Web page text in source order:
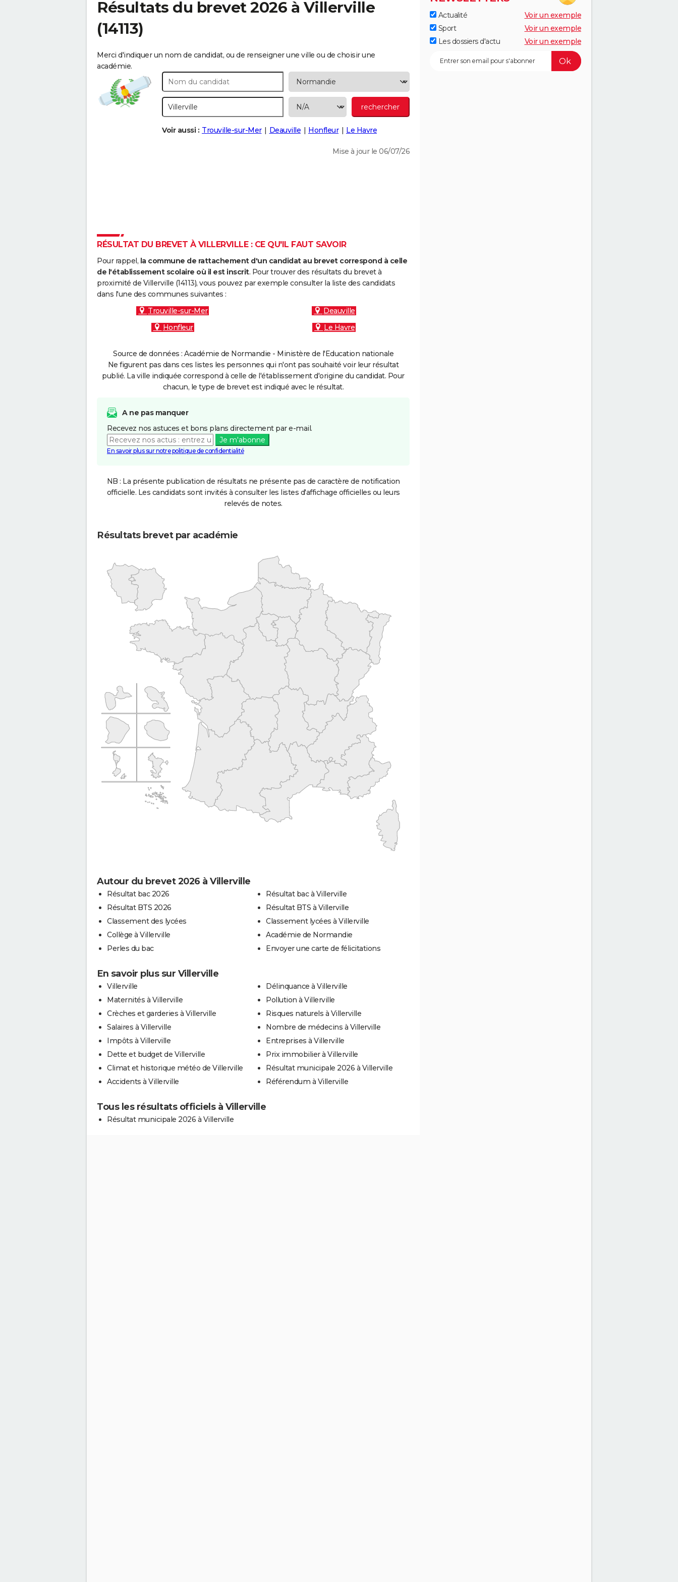
Résultats du brevet 2026 à Villerville
(14113)
Merci d'indiquer un nom de candidat, ou de renseigner une ville ou de choisir une
académie.
Voir aussi : Trouville-sur-Mer Deauville Honfleur Le Havre
Mise à jour le 06/07/26
RÉSULTAT DU BREVET À VILLERVILLE : CE QU'IL FAUT SAVOIR
Pour rappel, la commune de rattachement d'un candidat au brevet correspond à celle
de l'établissement scolaire où il est inscrit. Pour trouver des résultats du brevet à
proximité de Villerville (14113), vous pouvez par exemple consulter la liste des candidats
dans l'une des communes suivantes :
Trouville-sur-Mer
Deauville
Honfleur
Le Havre
Source de données : Académie de Normandie - Ministère de l'Education nationale
Ne figurent pas dans ces listes les personnes qui n'ont pas souhaité voir leur résultat
publié. La ville indiquée correspond à celle de l'établissement d'origine du candidat. Pour
chacun, le type de brevet est indiqué avec le résultat.
A ne pas manquer
Recevez nos astuces et bons plans directement par e-mail.
Je m'abonne
En savoir plus sur notre politique de confidentialité
NB : La présente publication de résultats ne présente pas de caractère de notification
officielle. Les candidats sont invités à consulter les listes d'affichage officielles ou leurs
relevés de notes.
Résultats brevet par académie
Autour du brevet 2026 à Villerville
Résultat bac 2026
Résultat BTS 2026
Classement des lycées
Collège à Villerville
Perles du bac
Résultat bac à Villerville
Résultat BTS à Villerville
Classement lycées à Villerville
Académie de Normandie
Envoyer une carte de félicitations
En savoir plus sur Villerville
Villerville
Maternités à Villerville
Crèches et garderies à Villerville
Salaires à Villerville
Impôts à Villerville
Dette et budget de Villerville
Climat et historique météo de Villerville
Accidents à Villerville
Délinquance à Villerville
Pollution à Villerville
Risques naturels à Villerville
Nombre de médecins à Villerville
Entreprises à Villerville
Prix immobilier à Villerville
Résultat municipale 2026 à Villerville
Référendum à Villerville
Tous les résultats officiels à Villerville
Résultat municipale 2026 à Villerville
Actualité
Voir un exemple
Sport
Voir un exemple
Les dossiers d'actu
Voir un exemple